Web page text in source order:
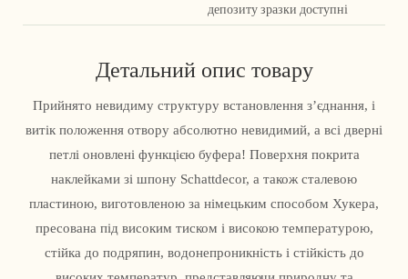
депозиту зразки доступні
Детальний опис товару
Прийнято невидиму структуру встановлення з’єднання, і
витік положення отвору абсолютно невидимий, а всі дверні
петлі оновлені функцією буфера! Поверхня покрита
наклейками зі шпону Schattdecor, а також сталевою
пластиною, виготовленою за німецьким способом Хукера,
пресована під високим тиском і високою температурою,
стійка до подряпин, водонепроникність і стійкість до